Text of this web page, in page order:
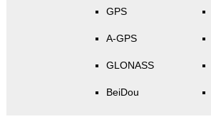
GPS
A-GPS
GLONASS
BeiDou